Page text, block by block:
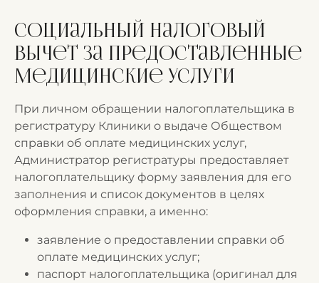
Социальный налоговый
вычет за предоставленные
медицинские услуги
При личном обращении налогоплательщика в
регистратуру Клиники о выдаче Обществом
справки об оплате медицинских услуг,
Администратор регистратуры предоставляет
налогоплательщику форму заявления для его
заполнения и список документов в целях
оформления справки, а именно:
заявление о предоставлении справки об
оплате медицинских услуг;
паспорт налогоплательщика (оригинал для